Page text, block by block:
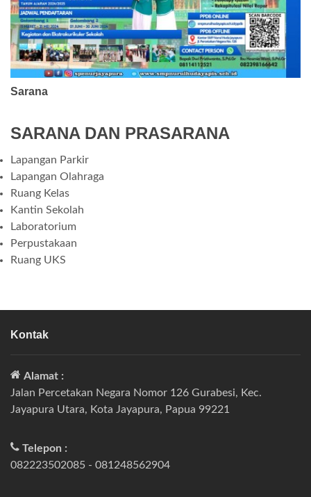
Sarana
SARANA DAN PRASARANA
Lapangan Parkir
Lapangan Olahraga
Ruang Kelas
Kantin Sekolah
Laboratorium
Perpustakaan
Ruang UKS
Kontak
Alamat :
Jalan Percetakan Negara Nomor 126 Gurabesi, Kec.
Jayapura Utara, Kota Jayapura, Papua 99221
Telepon :
082223502085 - 081248562904